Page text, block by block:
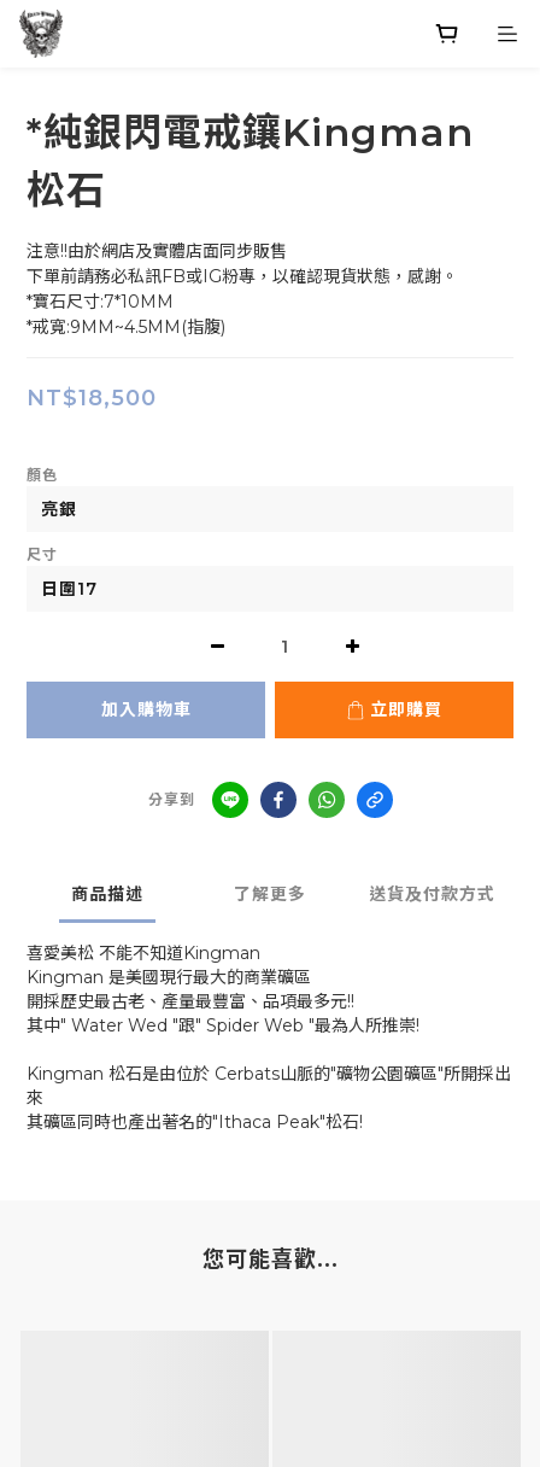
*純銀閃電戒鑲Kingman
松石
注意!!由於網店及實體店面同步販售
下單前請務必私訊FB或IG粉專，以確認現貨狀態，感謝。
*寶石尺寸:7*10MM
*戒寬:9MM~4.5MM(指腹)
NT$18,500
顏色
尺寸
加入購物車 立即購買
分享到
商品描述 了解更多 送貨及付款方式
喜愛美松 不能不知道Kingman
Kingman 是美國現行最大的商業礦區
開採歷史最古老、產量最豐富、品項最多元!!
其中" Water Wed "跟" Spider Web "最為人所推崇!
Kingman 松石是由位於 Cerbats山脈的"礦物公園礦區"所開採出
來
其礦區同時也產出著名的"Ithaca Peak"松石!
您可能喜歡...